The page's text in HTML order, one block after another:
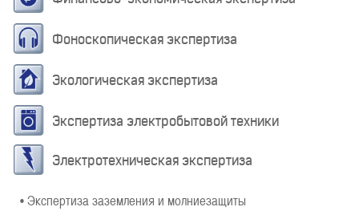
Фоноскопическая экспертиза
Экологическая экспертиза
Экспертиза электробытовой техники
Электротехническая экспертиза
• Экспертиза заземления и молниезащиты